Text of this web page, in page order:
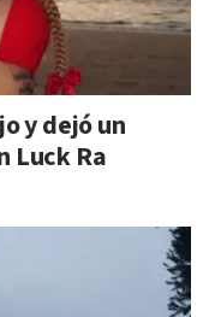
y dejó un
Luck Ra